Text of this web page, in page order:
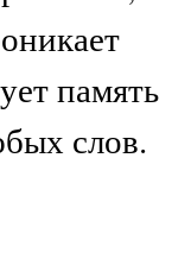
память
слов.